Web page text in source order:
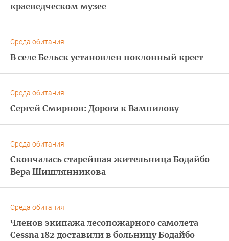
краеведческом музее
Среда обитания
В селе Бельск установлен поклонный крест
Среда обитания
Сергей Смирнов: Дорога к Вампилову
Среда обитания
Скончалась старейшая жительница Бодайбо
Вера Шишлянникова
Среда обитания
Членов экипажа лесопожарного самолета
Cessna 182 доставили в больницу Бодайбо